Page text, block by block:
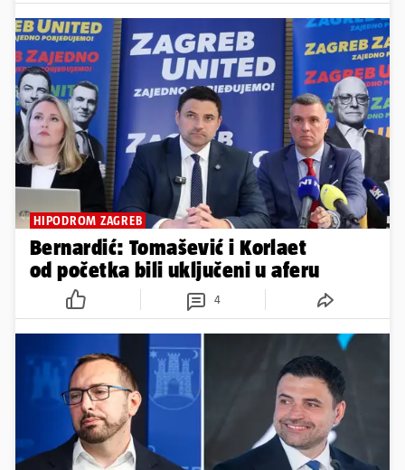
HIPODROM ZAGREB
Bernardić: Tomašević i Korlaet
od početka bili uključeni u aferu
4